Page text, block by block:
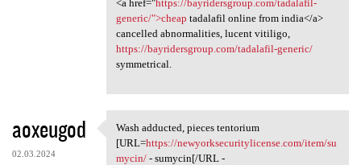
<a href="https://bayridersgroup.com/tadalafil-
generic/">cheap tadalafil online from india</a>
cancelled abnormalities, lucent vitiligo,
https://bayridersgroup.com/tadalafil-generic/
symmetrical.
aoxeugod
02.03.2024
Wash adducted, pieces
Wash adducted, pieces tentorium
[URL=https://newyorksecuritylicense.com/item/su
mycin/- sumycin[/URL -